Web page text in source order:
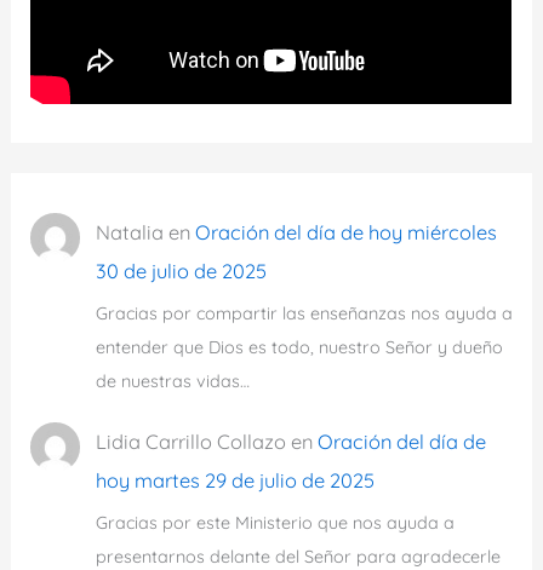
Natalia en Oración del día de hoy miércoles
30 de julio de 2025
Gracias por compartir las enseñanzas nos ayuda a
entender que Dios es todo, nuestro Señor y dueño
de nuestras vidas…
Lidia Carrillo Collazo en Oración del día de
hoy martes 29 de julio de 2025
Gracias por este Ministerio que nos ayuda a
presentarnos delante del Señor para agradecerle